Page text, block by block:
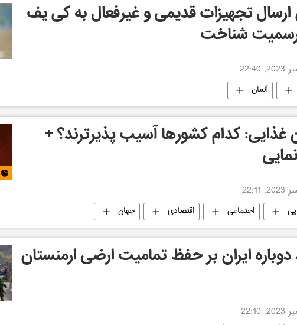
ارسال تجهیزات قدیمی و غیرفعال به کی یف
رسمیت شناخت
آلمان
غذایی: کدام کشورها آسیب پذیرترند؟ +
اجتماعی اقتصادی جهان
دوباره ایران بر حفظ تمامیت ارضی ارمنستان